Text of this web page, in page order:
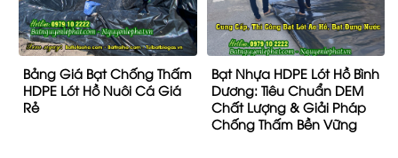
Bảng Giá Bạt Chống Thấm
HDPE Lót Hồ Nuôi Cá Giá
Rẻ
Bạt Nhựa HDPE Lót Hồ Bình
Dương: Tiêu Chuẩn DEM
Chất Lượng & Giải Pháp
Chống Thấm Bền Vững